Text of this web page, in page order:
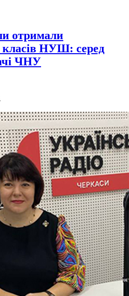
отримали
класів НУШ: серед
ЧНУ